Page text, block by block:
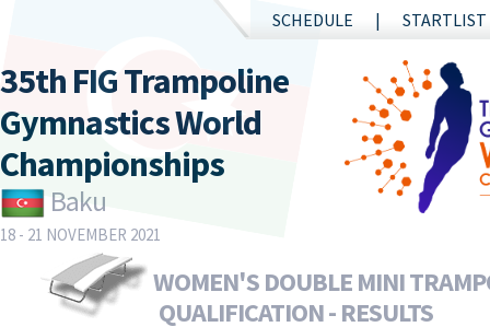
SCHEDULE STARTLIST
35th FIG Trampoline
Gymnastics World
Championships
Baku
18 - 21 NOVEMBER 2021
WOMEN'S DOUBLE MINI
QUALIFICATION - RESULTS